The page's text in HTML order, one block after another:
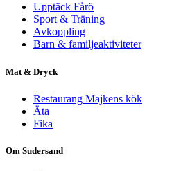
Upptäck Fårö
Sport & Träning
Avkoppling
Barn & familjeaktiviteter
Mat & Dryck
Restaurang Majkens kök
Äta
Fika
Om Sudersand